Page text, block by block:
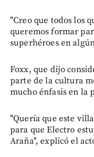
"Creo que todos los
queremos formar
superhéroes en
Foxx, que dijo
parte de la cultura
mucho énfasis en la
"Quería que este
para que Electro
Araña", explicó el